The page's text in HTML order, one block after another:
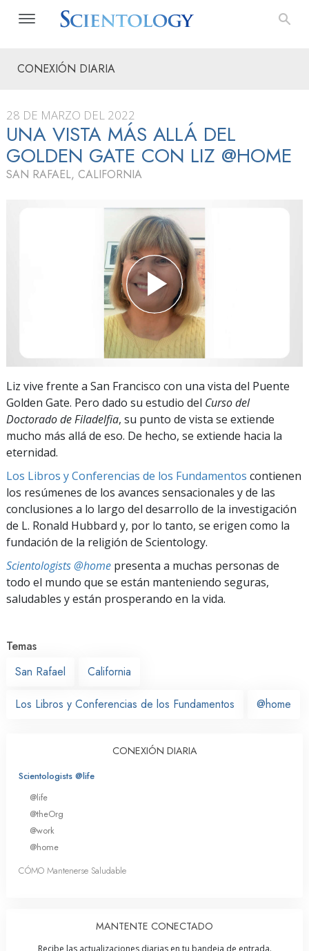
CONEXIÓN DIARIA
28 DE MARZO DEL 2022
UNA VISTA MÁS ALLÁ DEL
GOLDEN GATE CON LIZ @HOME
SAN RAFAEL, CALIFORNIA
Liz vive frente a San Francisco con una vista del Puente
Golden Gate. Pero dado su estudio del Curso del
Doctorado de Filadelfia, su punto de vista se extiende
mucho más allá de eso. De hecho, se extiende hacia la
eternidad.
Los Libros y Conferencias de los Fundamentos contienen
los resúmenes de los avances sensacionales y de las
conclusiones a lo largo del desarrollo de la investigación
de L. Ronald Hubbard y, por lo tanto, se erigen como la
fundación de la religión de Scientology.
Scientologists @home presenta a muchas personas de
todo el mundo que se están manteniendo seguras,
saludables y están prosperando en la vida.
Temas
San Rafael
California
Los Libros y Conferencias de los Fundamentos @home
CONEXIÓN DIARIA
Scientologists @life
@life
@theOrg
@work
@home
CÓMO Mantenerse Saludable
MANTENTE CONECTADO